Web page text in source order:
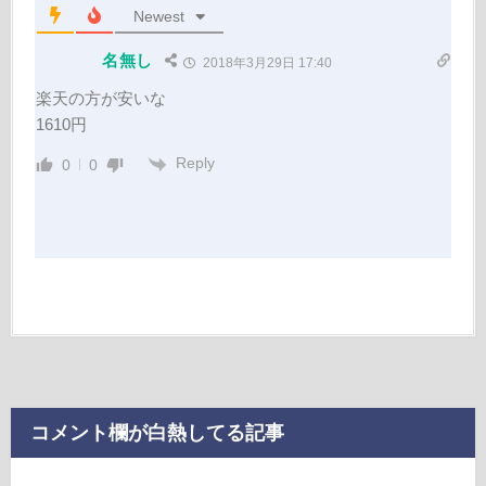
Newest
名無し 2018年3月29日 17:40
楽天の方が安いな
1610円
0 0 Reply
コメント欄が白熱してる記事